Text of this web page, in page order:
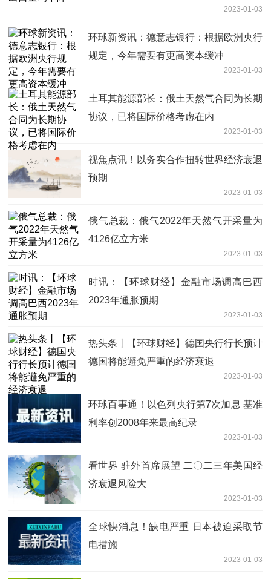
2023-01-03
环球新资讯：德意志银行：根据欧洲央行
规定，今年需要有更高资本缓冲
2023-01-03
土耳其能源部长：俄土天然气合同为长期
协议，已将国际价格考虑在内
2023-01-03
视焦点讯！以务实合作扭转世界经济衰退
预期
2023-01-03
俄气总裁：俄气2022年天然气开采量为
4126亿立方米
2023-01-03
时讯：【环球财经】金融市场调高巴西
2023年通胀预期
2023-01-03
热头条丨【环球财经】德国央行行长预计
德国将能避免严重的经济衰退
2023-01-03
环球百事通！以色列央行第7次加息 基准
利率创2008年来最高纪录
2023-01-03
看世界 驻外首席展望 二〇二三年美国经
济衰退风险大
2023-01-03
全球快消息！缺电严重 日本被迫采取节
电措施
2023-01-03